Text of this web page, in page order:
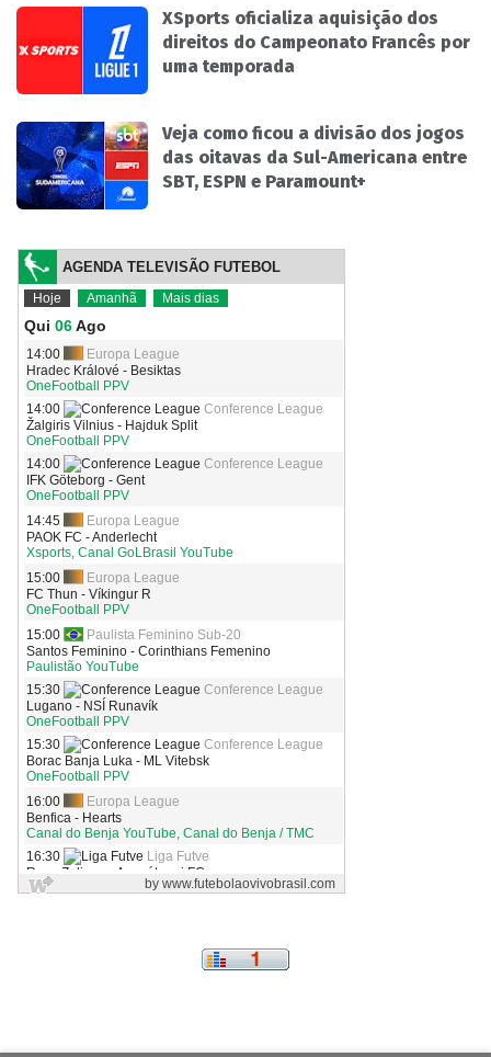
XSports oficializa aquisição dos
direitos do Campeonato Francês por
uma temporada
Veja como ficou a divisão dos jogos
das oitavas da Sul-Americana entre
SBT, ESPN e Paramount+